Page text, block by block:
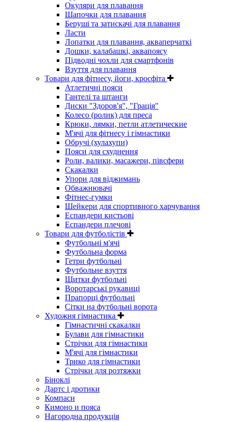
Окуляри для плавання
Шапочки для плавания
Беруші та затискачі для плавання
Ласти
Лопатки для плавання, акваперчаткі
Дошки, калабашкі, аквапоясу
Підводні чохли для смартфонів
Взуття для плавання
Товари для фітнесу, йоги, кросфіта
Атлетичні пояси
Гантелі та штанги
Диски "Здоров'я", "Грація"
Колесо (ролик) для преса
Крюки, лямки, петли атлетические
М'ячі для фітнесу і гімнастики
Обручі (хулахупи)
Пояси для схуднення
Роли, валики, масажери, півсфери
Скакалки
Упори для віджимань
Обважнювачі
Фітнес-гумки
Шейкери для спортивного харчування
Еспандери кистьові
Еспандери плечові
Товари для футболістів
Футбольні м'ячі
Футбольна форма
Гетри футбольні
Футбольне взуття
Щитки футбольні
Воротарські рукавиці
Прапорці футбольні
Сітки на футбольні ворота
Художня гімнастика
Гімнастичні скакалки
Булави для гімнастики
Стрічки для гімнастики
М'ячі для гімнастики
Трико для гімнастики
Стрічки для розтяжки
Біноклі
Дартс і дротики
Компаси
Кимоно и пояса
Нагородна продукція